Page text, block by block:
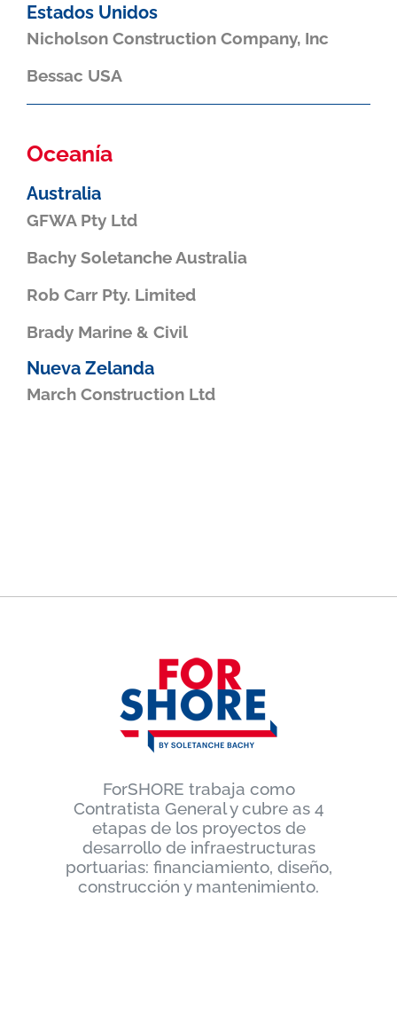
Estados Unidos
Nicholson Construction Company, Inc
Bessac USA
Oceanía
Australia
GFWA Pty Ltd
Bachy Soletanche Australia
Rob Carr Pty. Limited
Brady Marine & Civil
Nueva Zelanda
March Construction Ltd
ForSHORE trabaja como
Contratista General y cubre as 4
etapas de los proyectos de
desarrollo de infraestructuras
portuarias: financiamiento, diseño,
construcción y mantenimiento.